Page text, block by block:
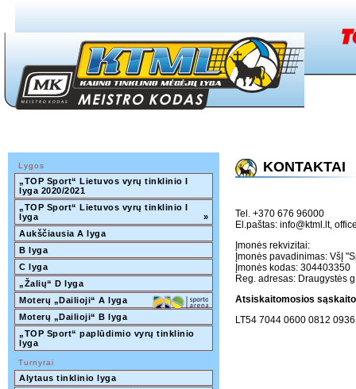
Lygos
„TOP Sport“ Lietuvos vyrų tinklinio I
lyga 2020/2021
„TOP Sport“ Lietuvos vyrų tinklinio I
lyga
»
Aukščiausia A lyga
B lyga
C lyga
„Žalių“ D lyga
Moterų „Dailioji“ A lyga
Moterų „Dailioji“ B lyga
„TOP Sport“ paplūdimio vyrų tinklinio
lyga
Turnyrai
Alytaus tinklinio lyga
KONTAKTAI
Tel. +370 676 96000
El.paštas: info@ktml.lt,
Įmonės rekvizitai:
Įmonės pavadinimas: VšĮ
Įmonės kodas: 304403350
Reg. adresas: Draugystės
Atsiskaitomosios
LT54 7044 0600 0812